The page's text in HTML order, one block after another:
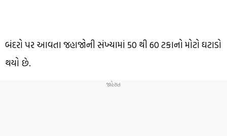
બંદરો પર આવતા જહાજોની સંખ્યામાં 50 થી 60 ટકાનો મોટો ઘટાડો
થયો છે.